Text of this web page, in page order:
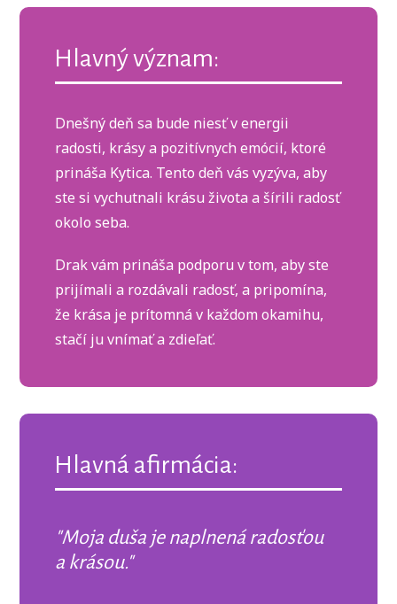
Hlavný význam:
Dnešný deň sa bude niesť v energii
radosti, krásy a pozitívnych emócií, ktoré
prináša Kytica. Tento deň vás vyzýva, aby
ste si vychutnali krásu života a šírili radosť
okolo seba.
Drak vám prináša podporu v tom, aby ste
prijímali a rozdávali radosť, a pripomína,
že krása je prítomná v každom okamihu,
stačí ju vnímať a zdieľať.
Hlavná afirmácia:
"Moja duša je naplnená radosťou
a krásou."